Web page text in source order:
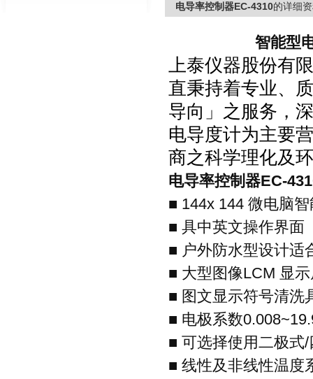
电导率控制器EC-4310的详细
智能型
上泰仪器股份有
直秉持着专业、
导向」之服务，
电导度计为主要
商之科学理化及
电导率控制器EC-
■ 144x 144 微电脑
■ 具中英文操作界面
■ 户外防水型设计适
■ 大型图像LCM 显
■ 图文显示符号清洗
■ 电极系数
■ 可选择使用二极式/
■ 线性及非线性温度